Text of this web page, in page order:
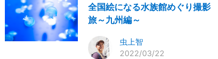
全国絵になる水族館めぐり撮影
旅～九州編～
虫上智
2022/03/22